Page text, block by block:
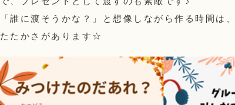
「誰に渡そうかな？」と想像しながら作る時間は
たたかさがあります☆